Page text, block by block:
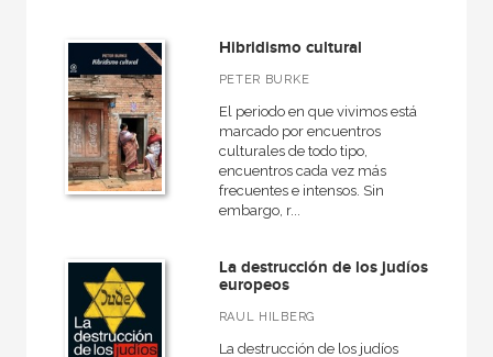
Hibridismo cultural
PETER BURKE
El periodo en que vivimos está
marcado por encuentros
culturales de todo tipo,
encuentros cada vez más
frecuentes e intensos. Sin
embargo, r...
La destrucción de los judíos
europeos
RAUL HILBERG
La destrucción de los judíos